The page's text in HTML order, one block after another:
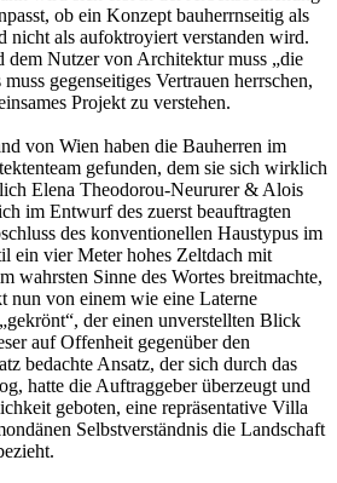
ob ein Konzept bauherrnseitig als
nicht als aufoktroyiert verstanden wird.
dem Nutzer von Architektur muss „die
gegenseitiges Vertrauen herrschen,
Projekt zu verstehen.
von Wien haben die Bauherren im
gefunden, dem sie sich wirklich
Elena Theodorou-Neururer & Alois
im Entwurf des zuerst beauftragten
des konventionellen Haustypus im
ein vier Meter hohes Zeltdach mit
wahrsten Sinne des Wortes breitmachte,
nun von einem wie eine Laterne
der einen unverstellten Blick
auf Offenheit gegenüber den
bedachte Ansatz, der sich durch das
hatte die Auftraggeber überzeugt und
geboten, eine repräsentative Villa
Selbstverständnis die Landschaft